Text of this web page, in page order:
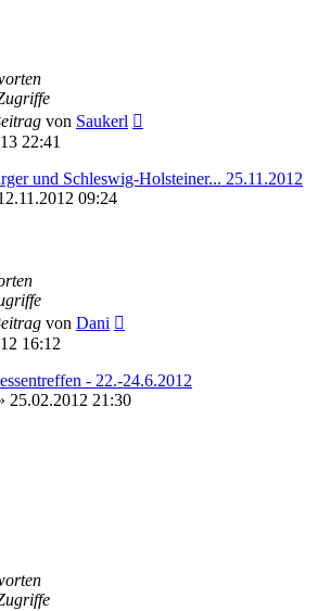
von Saukerl
22:41
und Schleswig-Holsteiner... 25.11.2012
09:24
von Dani
16:12
- 22.-24.6.2012
25.02.2012 21:30